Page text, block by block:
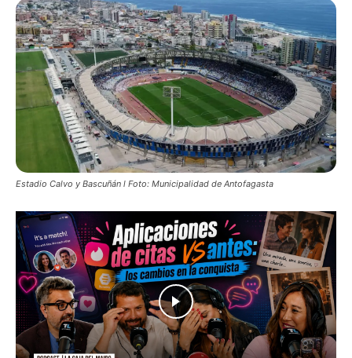
Estadio Calvo y Bascuñán l Foto: Municipalidad de Antofagasta